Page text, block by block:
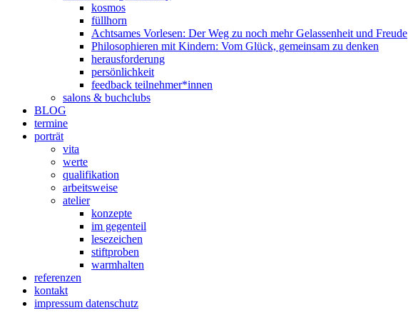
kosmos
füllhorn
Achtsames Vorlesen: Der Weg zu noch mehr Gelassenheit und Freude
Philosophieren mit Kindern: Vom Glück, gemeinsam zu denken
herausforderung
persönlichkeit
feedback teilnehmer*innen
salons & buchclubs
BLOG
termine
porträt
vita
werte
qualifikation
arbeitsweise
atelier
konzepte
im gegenteil
lesezeichen
stiftproben
warmhalten
referenzen
kontakt
impressum datenschutz